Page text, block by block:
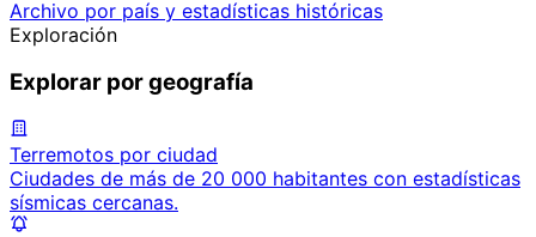
Archivo por país y estadísticas históricas
Exploración
Explorar por geografía
Terremotos por ciudad
Ciudades de más de 20 000 habitantes con estadísticas
sísmicas cercanas.